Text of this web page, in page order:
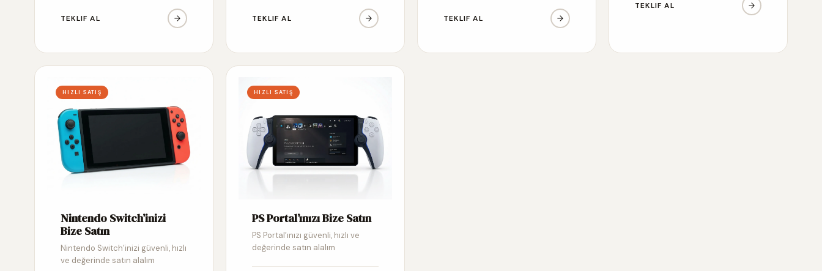
TEKLIF AL TEKLIF AL TEKLIF AL
TEKLIF AL
HIZLI SATIŞ
Nintendo Switch’inizi
Bize Satın
Nintendo Switch’inizi güvenli, hızlı
ve değerinde satın alalım
HIZLI SATIŞ
PS Portal’ınızı Bize Satın
PS Portal’ınızı güvenli, hızlı ve
değerinde satın alalım